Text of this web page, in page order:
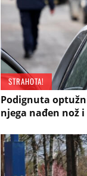
STRAHOTA!
Podignuta
njega nađen nož i